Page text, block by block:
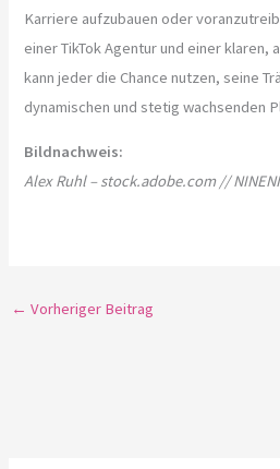
Karriere aufzubauen oder
einer TikTok Agentur und einer klaren,
kann jeder die Chance nutzen, seine
dynamischen und stetig wachsenden
Bildnachweis:
Alex Ruhl – stock.adobe.com //
← Vorheriger Beitrag